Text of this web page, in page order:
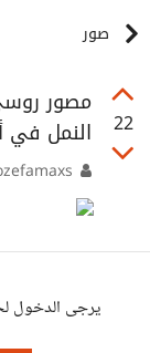
صور
22
مصور
النمل في
يرجى الدخول